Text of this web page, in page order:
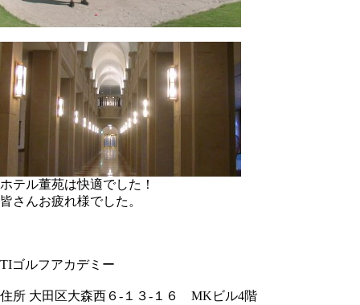
ホテル董苑は快適でした！
皆さんお疲れ様でした。
TIゴルフアカデミー
住所 大田区大森西６-１３-１６ MKビル4階